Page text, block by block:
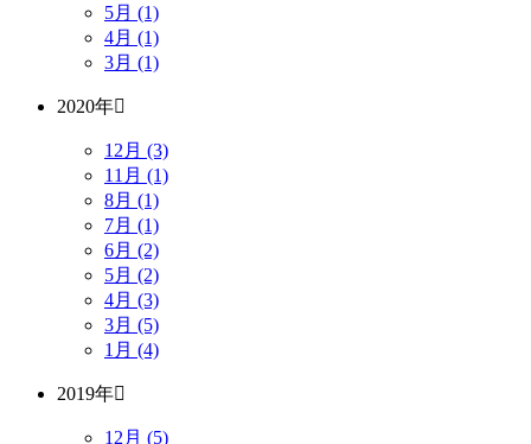
5月 (1)
4月 (1)
3月 (1)
2020年
12月 (3)
11月 (1)
8月 (1)
7月 (1)
6月 (2)
5月 (2)
4月 (3)
3月 (5)
1月 (4)
2019年
12月 (5)